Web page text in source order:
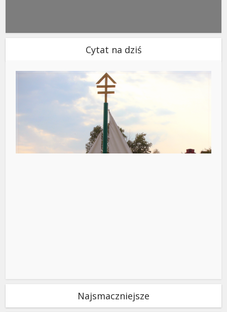
Cytat na dziś
Najsmaczniejsze